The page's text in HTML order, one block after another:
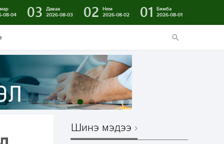
08-04
03
Даваа
2026-08-03
02
Ням
2026-08-02
01
Бямба
2026-08-01
Шинэ мэдээ